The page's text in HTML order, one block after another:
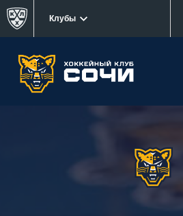
Клубы